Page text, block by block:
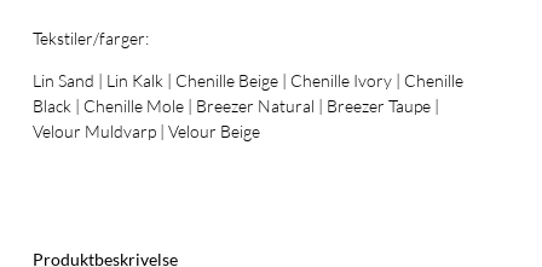
Tekstiler/farger:
Lin Sand | Lin Kalk | Chenille Beige | Chenille Ivory | Chenille
Black | Chenille Mole | Breezer Natural | Breezer Taupe |
Velour Muldvarp | Velour Beige
Produktbeskrivelse